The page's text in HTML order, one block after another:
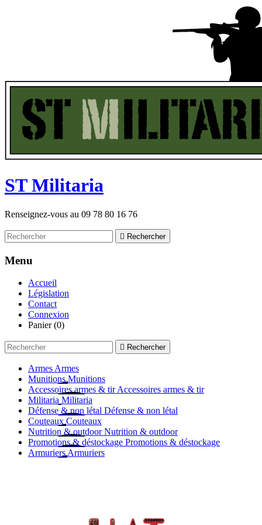
STMilitaria
Renseignez-vous au 09 78 80 16 76
 Rechercher
Menu
Accueil
Législation
Contact
Connexion
Panier (0)
 Rechercher
Armes Armes
Munitions Munitions
Accessoires armes & tir Accessoires armes & tir
Militaria Militaria
Défense & non létal Défense & non létal
Couteaux Couteaux
Nutrition & outdoor Nutrition & outdoor
Promotions & déstockage Promotions & déstockage
Armuriers Armuriers